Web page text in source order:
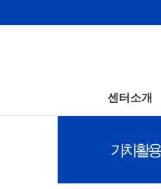
센터소개
가치활용